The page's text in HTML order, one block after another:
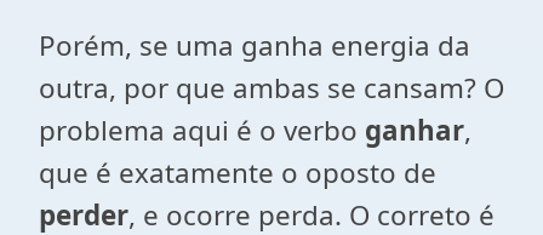
Porém, se uma ganha energia da
outra, por que ambas se cansam? O
problema aqui é o verbo ganhar,
que é exatamente o oposto de
perder, e ocorre perda. O correto é